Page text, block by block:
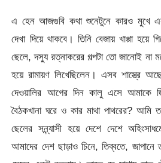
এ হেন আজগুবি কথা শুনেটুনে কারও মুখে
দেখা দিয়ে থাকবে। তিনি বেজায় খাপ্পা হয়ে
ছেলে, দস্যু রত্নাকরের গল্পটা তো জানোই না
হয়ে রামায়ণ লিখেছিলেন। এসব
দেওয়ালির আগের দিন কালু এসে আমাকে
বৈঠকখানা ঘরে ও কার মাথা পাথরের? আমি
ছেলের সন্ন্যাসী হয়ে দেশে দেশে
আমাদের দেশ ছাড়াও চিনে, তিব্বতে,